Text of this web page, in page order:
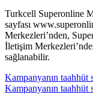
​Turkcell Superonline
sayfası
Merkezleri’nden,
İletişim
sağlanabilir.​​
Kampanyanın taahhüt
Kampanyanın taahhüt